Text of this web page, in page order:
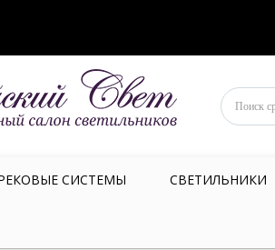
СИСТЕМЫ СВЕТИЛЬНИКИ